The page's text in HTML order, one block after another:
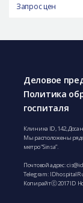
Запрос цен
Деловое
Политика
госпиталя
Клиника ID, 142,
Мы расположены
метро “Sinsa”.
Почтовой адрес:
Telegram:
Копирайтⓒ 2017 ID